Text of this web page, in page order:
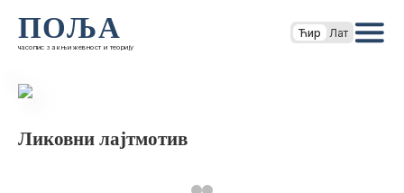
ПОЉА
часопис за књижевност и теорију
Ћир Лат
Ликовни лајтмотив